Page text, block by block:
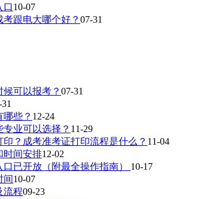
口10-07
跟电大哪个好？ 07-31
候可以报考？ 07-31
些？ 12-24
业可以选择？ 11-29
？成考准考证打印流程是什么？ 11-04
时间安排12-02
已开放（附最全操作指南） 10-17
间10-07
流程09-23